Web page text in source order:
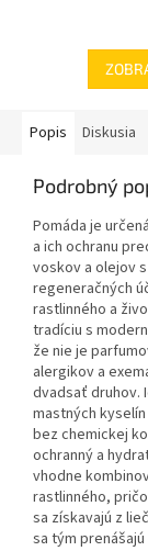
Popis Diskusia
Podrobný
Pomáda je
a ich ochranu
voskov a olejov
regeneračných
rastlinného a
tradíciu s
že nie je
alergikov a
dvadsať druhov.
mastných
bez chemickej
ochranný a
vhodne
rastlinného,
sa získavajú z
sa tým